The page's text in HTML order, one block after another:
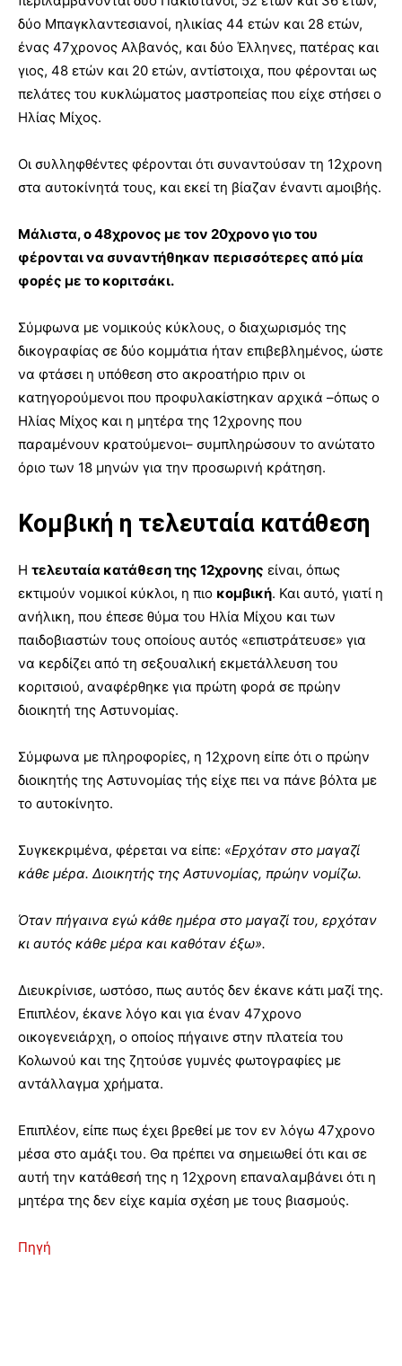
δύο Μπαγκλαντεσιανοί, ηλικίας 44 ετών και 28 ετών,
ένας 47χρονος Αλβανός, και δύο Έλληνες, πατέρας και
γιος, 48 ετών και 20 ετών, αντίστοιχα, που φέρονται ως
πελάτες του κυκλώματος μαστροπείας που είχε στήσει ο
Ηλίας Μίχος.
Οι συλληφθέντες φέρονται ότι συναντούσαν τη 12χρονη
στα αυτοκίνητά τους, και εκεί τη βίαζαν έναντι αμοιβής.
Μάλιστα, ο 48χρονος με τον 20χρονο γιο του
φέρονται να συναντήθηκαν περισσότερες από μία
φορές με το κοριτσάκι.
Σύμφωνα με νομικούς κύκλους, ο διαχωρισμός της
δικογραφίας σε δύο κομμάτια ήταν επιβεβλημένος, ώστε
να φτάσει η υπόθεση στο ακροατήριο πριν οι
κατηγορούμενοι που προφυλακίστηκαν αρχικά –όπως ο
Ηλίας Μίχος και η μητέρα της 12χρονης που
παραμένουν κρατούμενοι– συμπληρώσουν το ανώτατο
όριο των 18 μηνών για την προσωρινή κράτηση.
Κομβική η τελευταία κατάθεση
Η τελευταία κατάθεση της 12χρονης είναι, όπως
εκτιμούν νομικοί κύκλοι, η πιο κομβική. Και αυτό, γιατί η
ανήλικη, που έπεσε θύμα του Ηλία Μίχου και των
παιδοβιαστών τους οποίους αυτός «επιστράτευσε» για
να κερδίζει από τη σεξουαλική εκμετάλλευση του
κοριτσιού, αναφέρθηκε για πρώτη φορά σε πρώην
διοικητή της Αστυνομίας.
Σύμφωνα με πληροφορίες, η 12χρονη είπε ότι ο πρώην
διοικητής της Αστυνομίας τής είχε πει να πάνε βόλτα με
το αυτοκίνητο.
Συγκεκριμένα, φέρεται να είπε: «Ερχόταν στο μαγαζί
κάθε μέρα. Διοικητής της Αστυνομίας, πρώην νομίζω.
Όταν πήγαινα εγώ κάθε ημέρα στο μαγαζί του, ερχόταν
κι αυτός κάθε μέρα και καθόταν έξω».
Διευκρίνισε, ωστόσο, πως αυτός δεν έκανε κάτι μαζί της.
Επιπλέον, έκανε λόγο και για έναν 47χρονο
οικογενειάρχη, ο οποίος πήγαινε στην πλατεία του
Κολωνού και της ζητούσε γυμνές φωτογραφίες με
αντάλλαγμα χρήματα.
Επιπλέον, είπε πως έχει βρεθεί με τον εν λόγω 47χρονο
μέσα στο αμάξι του. Θα πρέπει να σημειωθεί ότι και σε
αυτή την κατάθεσή της η 12χρονη επαναλαμβάνει ότι η
μητέρα της δεν είχε καμία σχέση με τους βιασμούς.
Πηγή